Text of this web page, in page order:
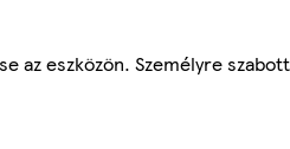
az eszközön. Személyre